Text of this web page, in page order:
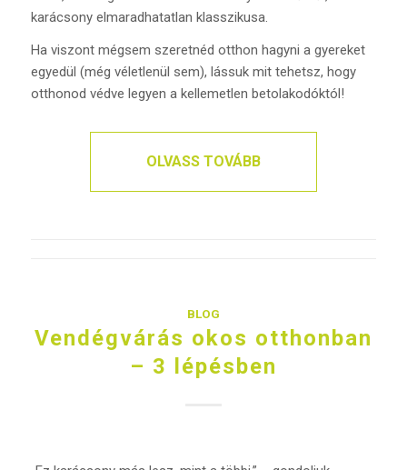
karácsony elmaradhatatlan klasszikusa.
Ha viszont mégsem szeretnéd otthon hagyni a gyereket
egyedül (még véletlenül sem), lássuk mit tehetsz, hogy
otthonod védve legyen a kellemetlen betolakodóktól!
OLVASS TOVÁBB
BLOG
Vendégvárás okos otthonban
– 3 lépésben